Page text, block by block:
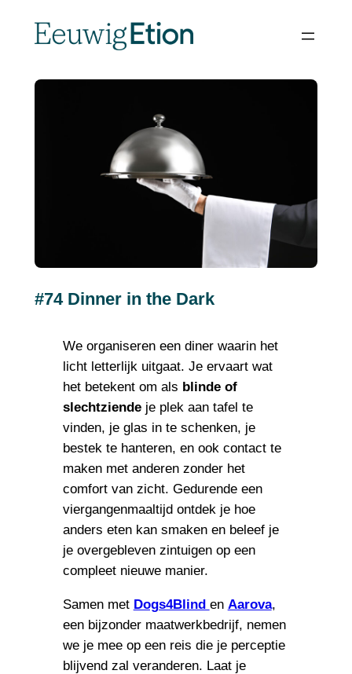
inhoud
#74 Dinner in the Dark
We organiseren een diner waarin het
licht letterlijk uitgaat. Je ervaart wat
het betekent om als blinde of
slechtziendeje plek aan tafel te
vinden, je glas in te schenken, je
bestek te hanteren, en ook contact te
maken met anderen zonder het
comfort van zicht. Gedurende een
viergangenmaaltijd ontdek je hoe
anders eten kan smaken en beleef je
je overgebleven zintuigen op een
compleet nieuwe manier.
Samen met Dogs4Blind en Aarova,
een bijzonder maatwerkbedrijf, nemen
we je mee op een reis die je perceptie
blijvend zal veranderen. Laat je